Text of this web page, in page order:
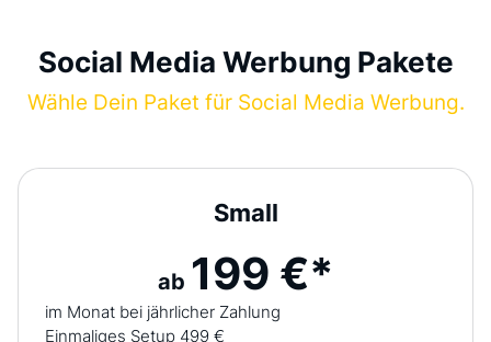
Social Media Werbung Pakete
Wähle Dein Paket für Social Media Werbung.
Small
ab 199 €*
im Monat bei jährlicher Zahlung
Einmaliges Setup 499 €